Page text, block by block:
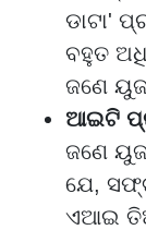
ଡାଟା'
ବହୁତ
ଜଣେ
ଆଇଟି
ଜଣେ
ଯେ,
ଏଆଇ